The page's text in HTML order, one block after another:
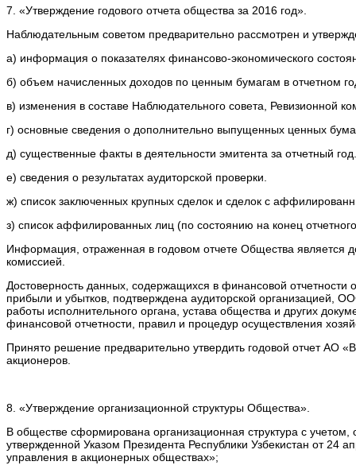
7. «Утверждение годового отчета общества за 2016 год».
Наблюдательным советом предварительно рассмотрен и
а) информация о показателях финансово-экономического
б) объем начисленных доходов по ценным бумагам в отчетном
в) изменения в составе Наблюдательного совета, Ревизионной
г) основные сведения о дополнительно выпущенных ценных
д) существенные факты в деятельности эмитента за отчетный год.
е) сведения о результатах аудиторской проверки.
ж) список заключенных крупных сделок и сделок с
з) список аффилированных лиц (по состоянию на конец
Информация, отраженная в годовом отчете Общества является
комиссией.
Достоверность данных, содержащихся в финансовой
прибыли и убытков, подтверждена аудиторской организацией,
работы исполнительного органа, устава общества и других
финансовой отчетности, правил и процедур осуществления
Принято решение предварительно утвердить годовой отчет АО
акционеров.
8. «Утверждение организационной структуры Общества».
В обществе сформирована организационная структура с учетом,
утвержденной Указом Президента Республики Узбекистан от
управления в акционерных обществах»;